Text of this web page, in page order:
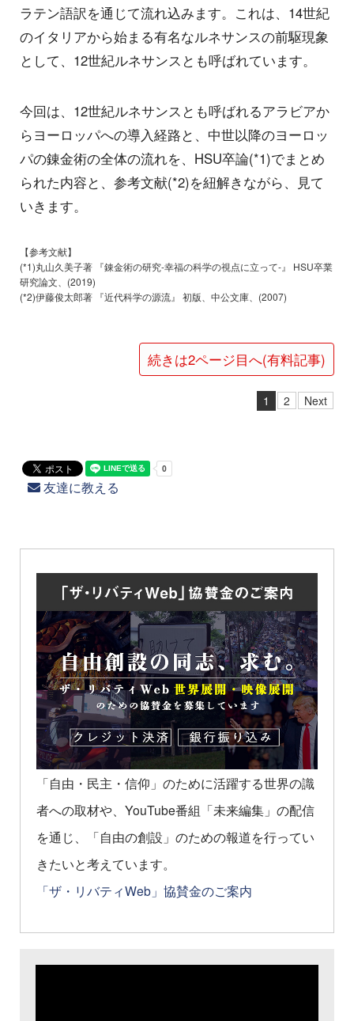
ラテン語訳を通じて流れ込みます。これは、14世紀
のイタリアから始まる有名なルネサンスの前駆現象
として、12世紀ルネサンスとも呼ばれています。
今回は、12世紀ルネサンスとも呼ばれるアラビアか
らヨーロッパへの導入経路と、中世以降のヨーロッ
パの錬金術の全体の流れを、HSU卒論(*1)でまとめ
られた内容と、参考文献(*2)を紐解きながら、見て
いきます。
【参考文献】
(*1)丸山久美子著 『錬金術の研究-幸福の科学の視点に立って-』 HSU卒業
研究論文、(2019)
(*2)伊藤俊太郎著 『近代科学の源流』 初版、中公文庫、(2007)
続きは2ページ目へ(有料記事)
1 2 Next
友達に教える
「自由・民主・信仰」のために活躍する世界の識
者への取材や、YouTube番組「未来編集」の配信
を通じ、「自由の創設」のための報道を行ってい
きたいと考えています。
「ザ・リバティWeb」協賛金のご案内